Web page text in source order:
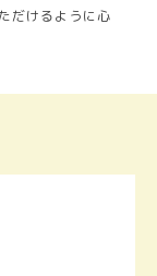
だけるように心